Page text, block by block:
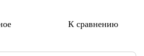
К сравнению